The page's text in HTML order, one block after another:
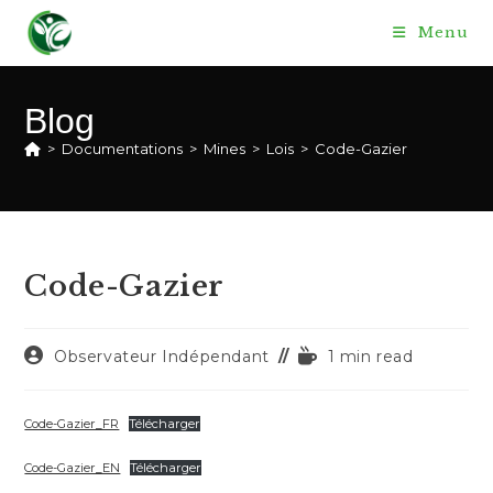
content
Menu
Blog
> Documentations > Mines > Lois > Code-Gazier
Code-Gazier
Auteur/autrice
publication :
Observateur Indépendant
Temps1 min read
Code-Gazier_FR Télécharger
Code-Gazier_EN Télécharger